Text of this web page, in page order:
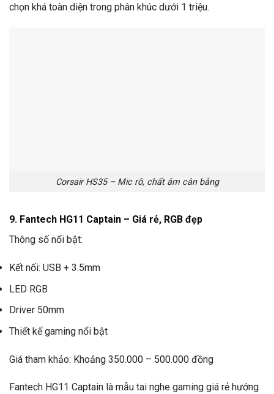
chọn khá toàn diện trong phân khúc dưới 1 triệu.
Corsair HS35 – Mic rõ, chất âm cân bằng
9. Fantech HG11 Captain – Giá rẻ, RGB đẹp
Thông số nổi bật:
Kết nối: USB + 3.5mm
LED RGB
Driver 50mm
Thiết kế gaming nổi bật
Giá tham khảo: Khoảng 350.000 – 500.000 đồng
Fantech HG11 Captain là mẫu tai nghe gaming giá rẻ hướng